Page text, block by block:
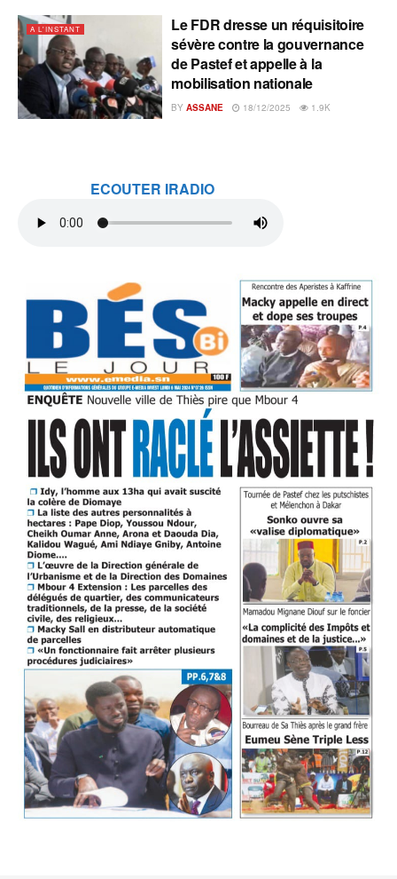
A L'INSTANT
Le FDR dresse un réquisitoire
sévère contre la gouvernance
de Pastef et appelle à la
mobilisation nationale
BY ASSANE 18/12/2025 1.9K
ECOUTER IRADIO